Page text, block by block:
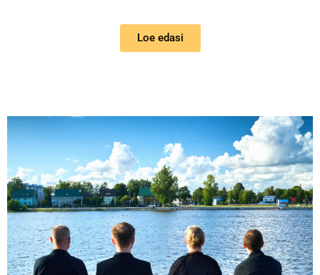
Loe edasi